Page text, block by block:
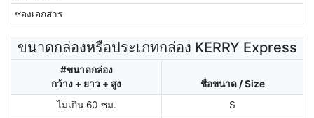
ซองเอกสาร
ขนาดกล่องหรือประเภทกล่อง KERRY Express
#ขนาดกล่อง
กว้าง + ยาว + สูง
ชื่อขนาด / Size
ไม่เกิน 60 ซม.
S